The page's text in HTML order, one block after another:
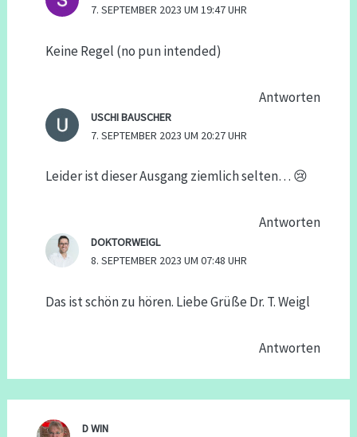
7. SEPTEMBER 2023 UM 19:47 UHR
Keine Regel (no pun intended)
Antworten
USCHI BAUSCHER
7. SEPTEMBER 2023 UM 20:27 UHR
Leider ist dieser Ausgang ziemlich selten… 😢
Antworten
DOKTORWEIGL
8. SEPTEMBER 2023 UM 07:48 UHR
Das ist schön zu hören. Liebe Grüße Dr. T. Weigl
Antworten
D WIN